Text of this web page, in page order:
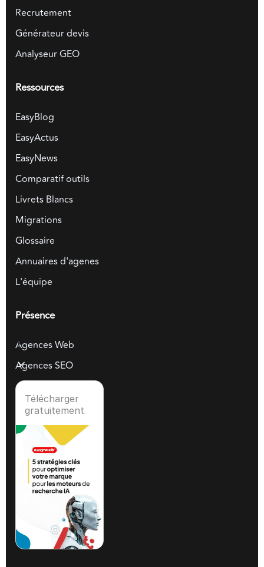
Recrutement
Générateur devis
Analyseur GEO
Ressources
EasyBlog
EasyActus
EasyNews
Comparatif outils
Livrets Blancs
Migrations
Glossaire
Annuaires d'agenes
L'équipe
Présence
Agences Web
Agences SEO
Télécharger
gratuitement